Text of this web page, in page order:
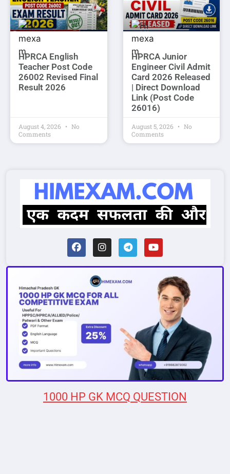
HPRCA English
Teacher Post Code
26002 Revised Final
Result 2026
August 4, 2026
No
Comments
HPRCA Junior
Engineer Civil Admit
Card 2026 Released
| Direct Download
Link (Post Code
26016)
August 5, 2026
No
Comments
1000 HP GK MCQ QUESTION